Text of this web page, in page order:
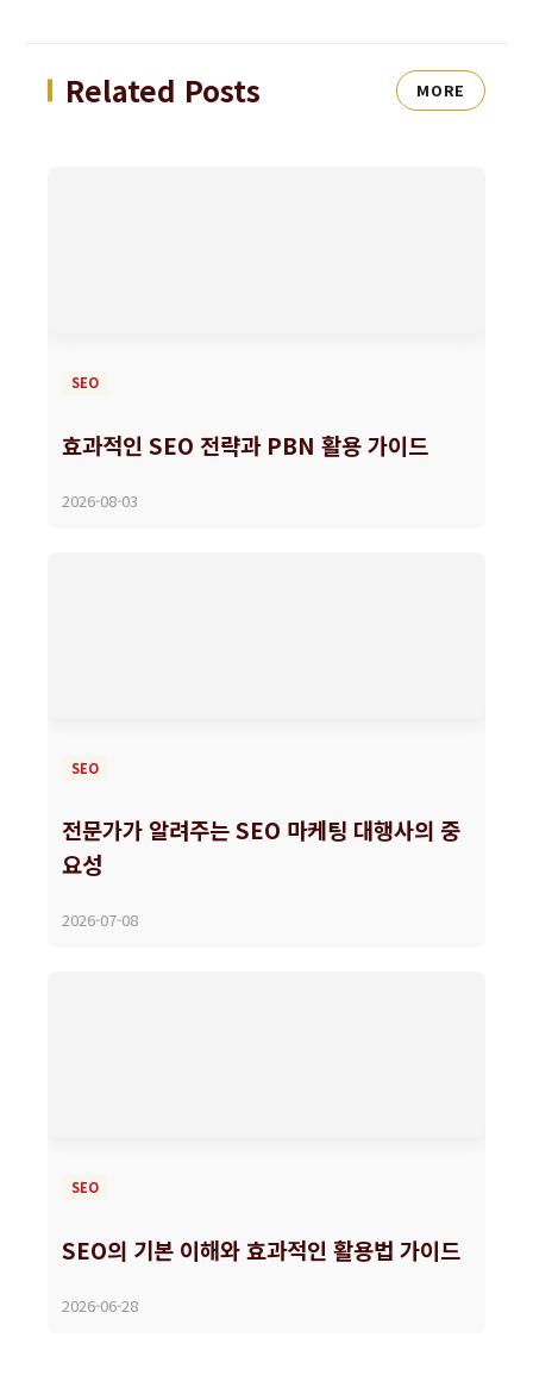
Related Posts MORE
SEO
효과적인 SEO 전략과 PBN 활용 가이드
2026-08-03
SEO
전문가가 알려주는 SEO 마케팅 대행사의 중
요성
2026-07-08
SEO
SEO의 기본 이해와 효과적인 활용법 가이드
2026-06-28